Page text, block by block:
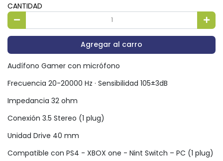
CANTIDAD
Agregar al carro
Audífono Gamer con micrófono
Frecuencia 20-20000 Hz · Sensibilidad 105±3dB
Impedancia 32 ohm
Conexión 3.5 Stereo (1 plug)
Unidad Drive 40 mm
Compatible con PS4 - XBOX one - Nint Switch – PC (1 plug)